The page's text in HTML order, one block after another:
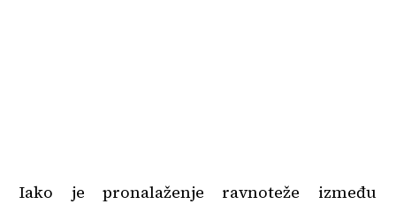
Iako je pronalaženje ravnoteže između